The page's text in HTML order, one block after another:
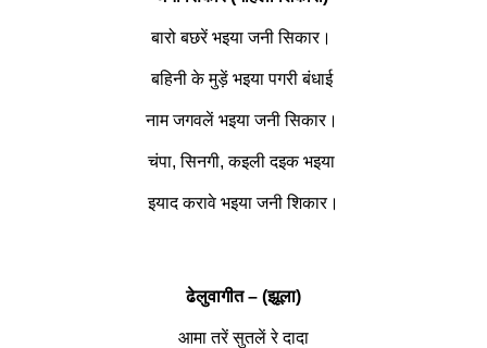
बारो बछरें भइया जनी सिकार।
बहिनी के मुड़ें भइया पगरी बंधाई
नाम जगवलें भइया जनी सिकार।
चंपा, सिनगी, कइली दइक भइया
इयाद करावे भइया जनी शिकार।
ढेलुवागीत – (झूला)
आमा तरें सुतलें रे दादा